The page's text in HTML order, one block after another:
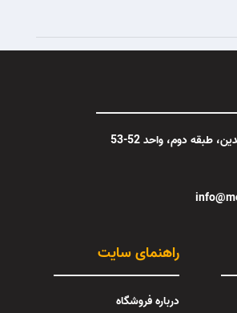
طبقه دوم، واحد 52-53
راهنمای سایت
درباره فروشگاه